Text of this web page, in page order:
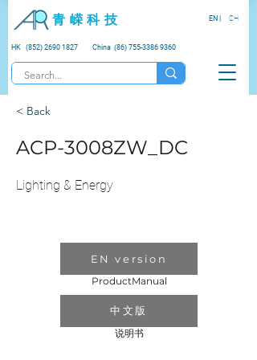
青 嵘 科 技
HK (852) 2690 1827 China (86) 755-3386 9360
EN | CH
< Back
ACP-3008ZW_DC
Lighting & Energy
EN version
ProductManual
中文版
说明书